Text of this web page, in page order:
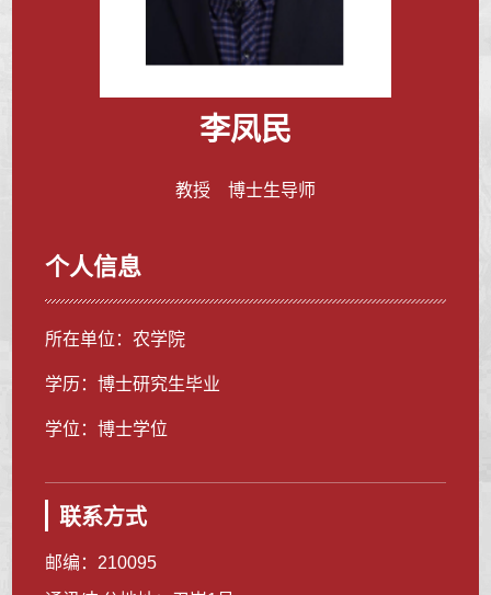
李凤民
教授 博士生导师
个人信息
所在单位：农学院
学历：博士研究生毕业
学位：博士学位
联系方式
邮编： 210095